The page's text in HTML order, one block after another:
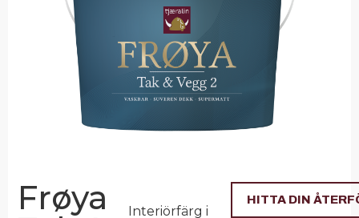
Interiörfärg i
Frøya
HITTA DIN